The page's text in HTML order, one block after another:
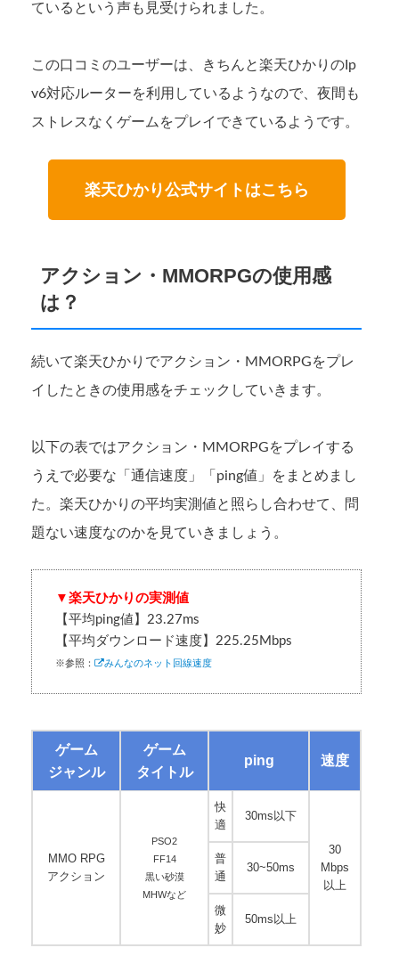
ているという声も見受けられました。
この口コミのユーザーは、きちんと楽天ひかりのIp
v6対応ルーターを利用しているようなので、夜間も
ストレスなくゲームをプレイできているようです。
楽天ひかり公式サイトはこちら
アクション・MMORPGの使用感
は？
続いて楽天ひかりでアクション・MMORPGをプレ
イしたときの使用感をチェックしていきます。
以下の表ではアクション・MMORPGをプレイする
うえで必要な「通信速度」「ping値」をまとめまし
た。楽天ひかりの平均実測値と照らし合わせて、問
題ない速度なのかを見ていきましょう。
▼楽天ひかりの実測値
【平均ping値】23.27ms
※参照： みんなのネット回線速度
ゲーム
ジャンル
ゲーム
タイトル
ping 速度
MMO RPG
アクション
PSO2
FF14
黒い砂漠
MHWなど
快
適
30ms以下
30
Mbps
以上
普
通
30~50ms
微
妙
50ms以上